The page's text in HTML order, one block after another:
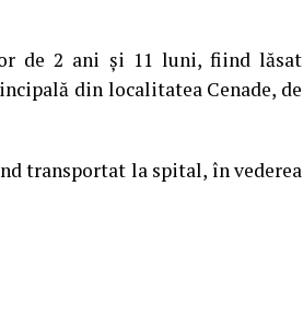
de 2 ani și 11 luni, fiind lăsat
din localitatea Cenade, de
transportat la spital, în vederea